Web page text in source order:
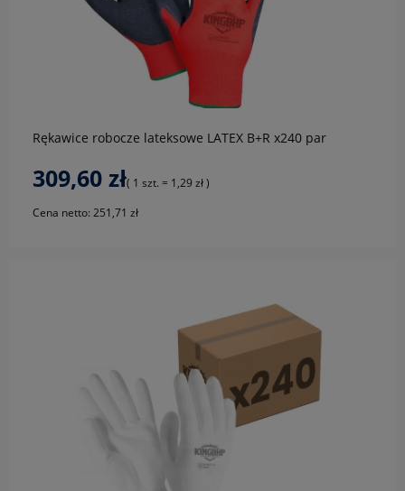
Rękawice robocze lateksowe LATEX B+R x240 par
309,60 zł( 1 szt. = 1,29 zł )
Cena netto: 251,71 zł
do koszyka